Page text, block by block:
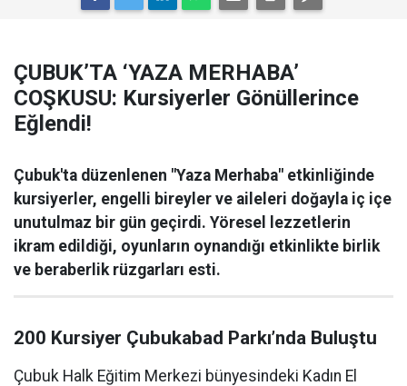
ÇUBUK’TA ‘YAZA MERHABA’
COŞKUSU: Kursiyerler Gönüllerince
Eğlendi!
Çubuk'ta düzenlenen "Yaza Merhaba" etkinliğinde
kursiyerler, engelli bireyler ve aileleri doğayla iç içe
unutulmaz bir gün geçirdi. Yöresel lezzetlerin
ikram edildiği, oyunların oynandığı etkinlikte birlik
ve beraberlik rüzgarları esti.
200 Kursiyer Çubukabad Parkı’nda Buluştu
Çubuk Halk Eğitim Merkezi bünyesindeki Kadın El